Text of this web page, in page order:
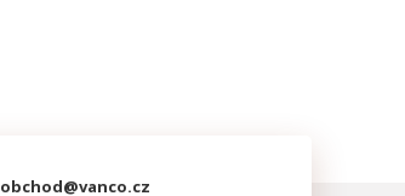
obchod@vanco.cz